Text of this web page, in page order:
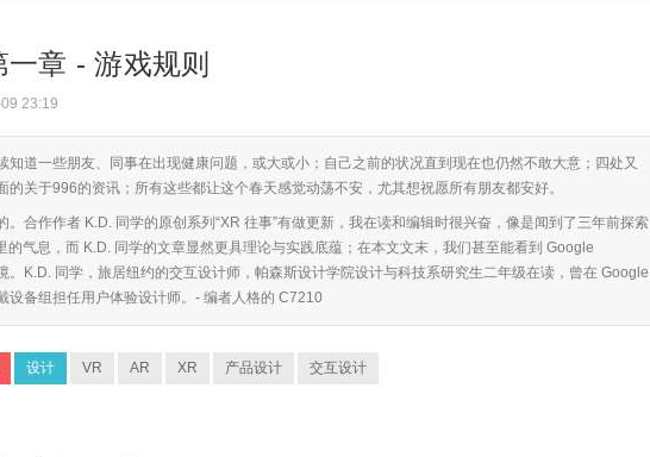
章 - 游戏规则
23:19
知道一些朋友、同事在出现健康问题，或大或小；自己之前的状况直到现在也仍然不敢大意；四处又
的关于996的资讯；所有这些都让这个春天感觉动荡不安，尤其想祝愿所有朋友都安好。
。合作作者 K.D. 同学的原创系列“XR 往事”有做更新，我在读和编辑时很兴奋，像是闻到了三年前探索
的气息，而 K.D. 同学的文章显然更具理论与实践底蕴；在本文文末，我们甚至能看到 Google
。K.D. 同学，旅居纽约的交互设计师，帕森斯设计学院设计与科技系研究生二年级在读，曾在 Google
设备组担任用户体验设计师。- 编者人格的 C7210
设计 VR AR XR 产品设计 交互设计